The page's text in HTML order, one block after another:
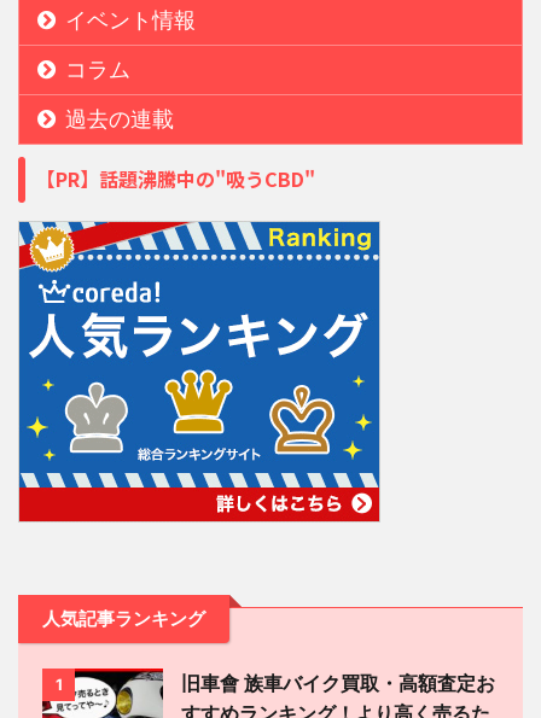
イベント情報
コラム
過去の連載
【PR】話題沸騰中の"吸うCBD"
人気記事ランキング
1
旧車會 族車バイク買取・高額査定お
すすめランキング！より高く売るた